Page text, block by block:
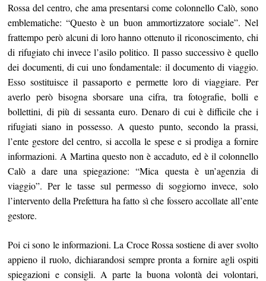
Rossa del centro, che ama presentarsi come colonnello Calò, sono
emblematiche: “Questo è un buon ammortizzatore sociale”. Nel
frattempo però alcuni di loro hanno ottenuto il riconoscimento, chi
di rifugiato chi invece l’asilo politico. Il passo successivo è quello
dei documenti, di cui uno fondamentale: il documento di viaggio.
Esso sostituisce il passaporto e permette loro di viaggiare. Per
averlo però bisogna sborsare una cifra, tra fotografie, bolli e
bollettini, di più di sessanta euro. Denaro di cui è difficile che i
rifugiati siano in possesso. A questo punto, secondo la prassi,
l’ente gestore del centro, si accolla le spese e si prodiga a fornire
informazioni. A Martina questo non è accaduto, ed è il colonnello
Calò a dare una spiegazione: “Mica questa è un’agenzia di
viaggio”. Per le tasse sul permesso di soggiorno invece, solo
l’intervento della Prefettura ha fatto sì che fossero accollate all’ente
gestore.
Poi ci sono le informazioni. La Croce Rossa sostiene di aver svolto
appieno il ruolo, dichiarandosi sempre pronta a fornire agli ospiti
spiegazioni e consigli. A parte la buona volontà dei volontari,